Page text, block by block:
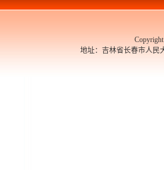
Copyright 东
地址：吉林省长春市人民